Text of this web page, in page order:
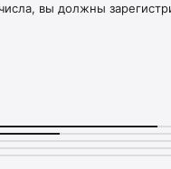
вы должны
3.
1 получите 4.